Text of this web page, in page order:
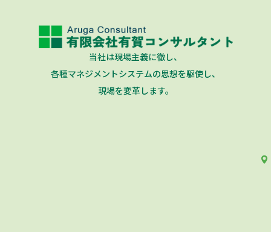
当社は現場主義に徹し、
各種マネジメントシステムの思想を駆使し、
現場を変革します。